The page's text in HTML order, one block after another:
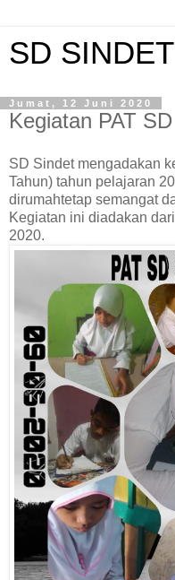
SD SINDET
Jumat, 12 Juni 2020
Kegiatan PAT
SD Sindet mengadakan
Tahun) tahun pelajaran
dirumahtetap semangat
Kegiatan ini diadakan
2020.